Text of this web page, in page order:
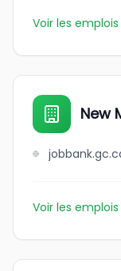
Voir les
New
Voir les